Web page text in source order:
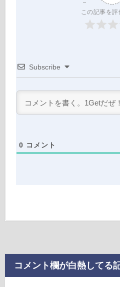
この記事を評
Subscribe
0 コメント
コメント欄が白熱してる